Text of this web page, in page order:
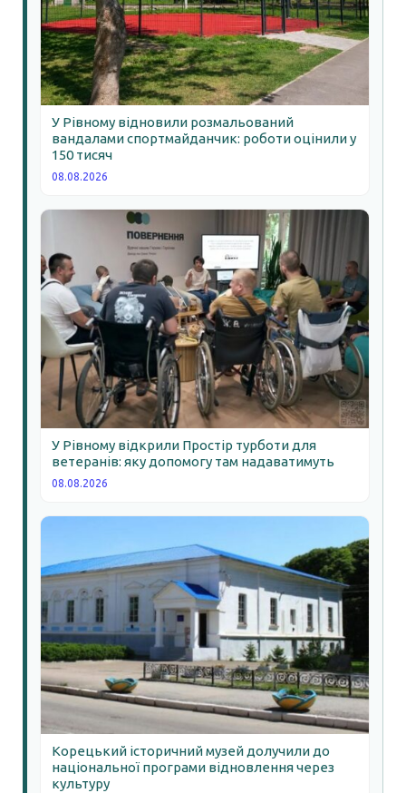
У Рівному відновили розмальований
вандалами спортмайданчик: роботи оцінили у
150 тисяч
08.08.2026
У Рівному відкрили Простір турботи для
ветеранів: яку допомогу там надаватимуть
08.08.2026
Корецький історичний музей долучили до
національної програми відновлення через
культуру